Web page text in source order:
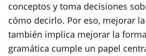
conceptos y toma decisiones
cómo decirlo. Por eso, mejorar
también implica mejorar la
gramática cumple un papel